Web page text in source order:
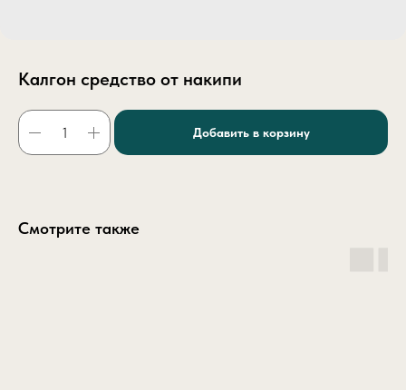
Калгон средство от накипи
Добавить в корзину
Смотрите также